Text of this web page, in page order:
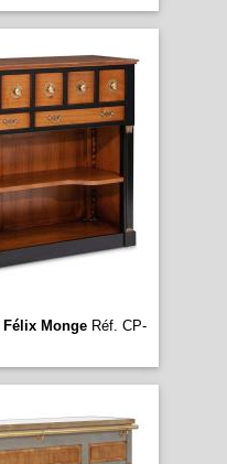
Félix MongeRéf. CP-